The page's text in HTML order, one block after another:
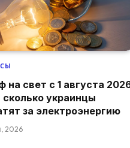
на свет с 1 августа
сколько украинцы
за электроэнергию
2026